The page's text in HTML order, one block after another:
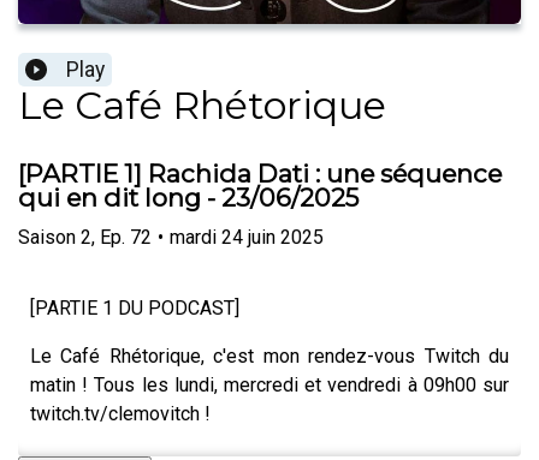
Play
Le Café Rhétorique
[PARTIE 1] Rachida Dati : une séquence
qui en dit long - 23/06/2025
Saison 2, Ep. 72 • mardi 24 juin 2025
[PARTIE 1 DU PODCAST]
Le Café Rhétorique, c'est mon rendez-vous Twitch du
matin ! Tous les lundi, mercredi et vendredi à 09h00 sur
twitch.tv/clemovitch !